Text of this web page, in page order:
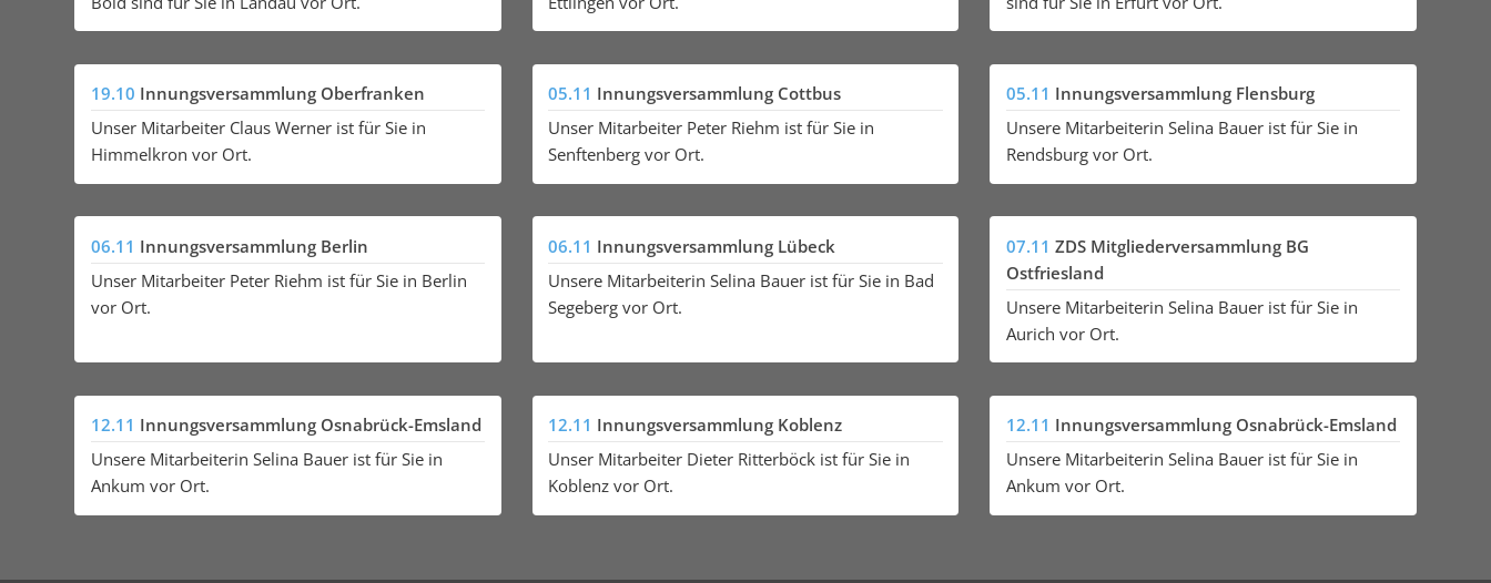
19.10 Innungsversammlung Oberfranken
Unser Mitarbeiter Claus Werner ist für Sie in
Himmelkron vor Ort.
05.11 Innungsversammlung Cottbus
Unser Mitarbeiter Peter Riehm ist für Sie in
Senftenberg vor Ort.
05.11 Innungsversammlung Flensburg
Unsere Mitarbeiterin Selina Bauer ist für Sie in
Rendsburg vor Ort.
06.11 Innungsversammlung Berlin
Unser Mitarbeiter Peter Riehm ist für Sie in Berlin
vor Ort.
06.11 Innungsversammlung Lübeck
Unsere Mitarbeiterin Selina Bauer ist für Sie in Bad
Segeberg vor Ort.
07.11 ZDS Mitgliederversammlung BG
Ostfriesland
Unsere Mitarbeiterin Selina Bauer ist für Sie in
Aurich vor Ort.
12.11 Innungsversammlung Osnabrück-Emsland
Unsere Mitarbeiterin Selina Bauer ist für Sie in
Ankum vor Ort.
12.11 Innungsversammlung Koblenz
Unser Mitarbeiter Dieter Ritterböck ist für Sie in
Koblenz vor Ort.
12.11 Innungsversammlung Osnabrück-Emsland
Unsere Mitarbeiterin Selina Bauer ist für Sie in
Ankum vor Ort.